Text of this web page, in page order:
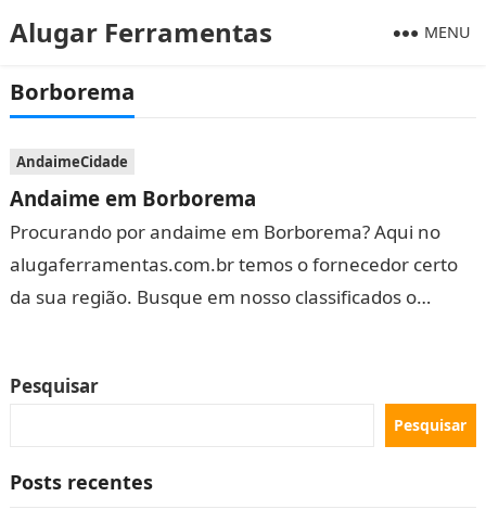
Alugar Ferramentas MENU
Borborema
AndaimeCidade
Andaime em Borborema
Procurando por andaime em Borborema? Aqui no
alugaferramentas.com.br temos o fornecedor certo
da sua região. Busque em nosso classificados o
Pesquisar
Pesquisar
Posts recentes